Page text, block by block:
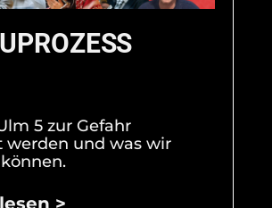
5 zur Gefahr
werden und was wir